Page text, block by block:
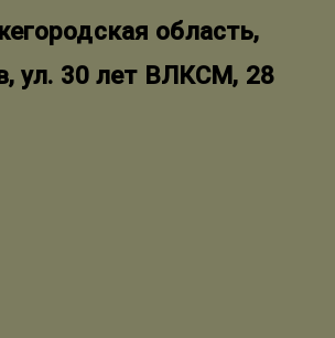
область,
ул. 30 лет ВЛКСМ, 28